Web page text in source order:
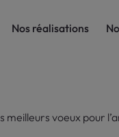
Nos réalisations
voeux pour